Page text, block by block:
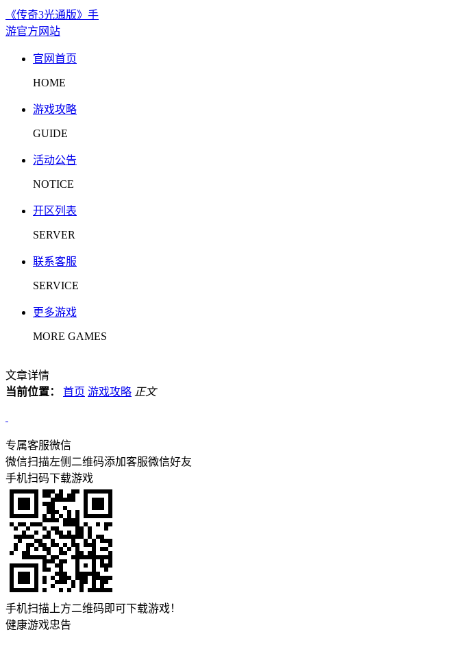
《传奇3光通版》手
游官方网站
官网首页
HOME
游戏攻略
GUIDE
活动公告
NOTICE
开区列表
SERVER
联系客服
SERVICE
更多游戏
MORE GAMES
文章详情
当前位置：
首页 游戏攻略 正文
专属客服微信
微信扫描左侧二维码添加客服微信好友
手机扫码下载游戏
手机扫描上方二维码即可下载游戏！
健康游戏忠告